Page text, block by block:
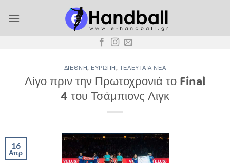
στο
ΔΙΕΘΝΉ, ΕΥΡΏΠΗ, ΤΕΛΕΥΤΑΊΑ ΝΈΑ
Λίγο πριν την Πρωτοχρονιά το Final
4 του Τσάμπιονς Λιγκ
16
Απρ